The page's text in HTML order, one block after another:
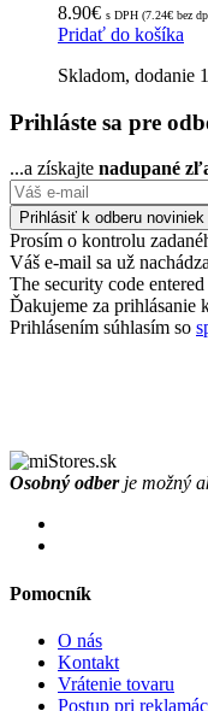
8.90€ s DPH (7.24€ bez
Pridať do košíka
Skladom, dodanie
Prihláste sa pre
...a získajte nadupané
Prosím o kontrolu
Váš e-mail sa už
The security code
Ďakujeme za prihlásanie
Prihlásením súhlasím so
Osobný odberje možný
Pomocník
O nás
Kontakt
Vrátenie tovaru
Postup pri